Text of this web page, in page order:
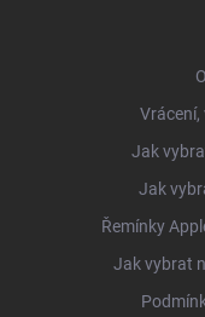
Vrácení,
Jak
Jak
Řemínky
Jak vybrat